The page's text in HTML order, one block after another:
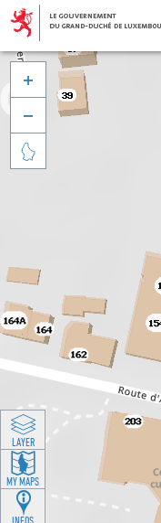



LAYER
MY MAPS